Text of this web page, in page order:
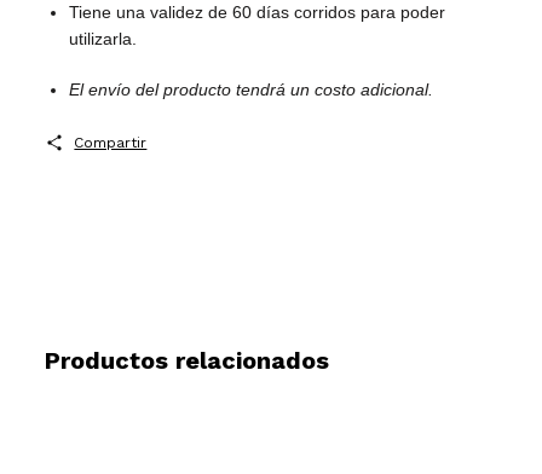
Tiene una validez de 60 días corridos para poder
utilizarla.
El envío del producto tendrá un costo adicional.
Compartir
Productos relacionados